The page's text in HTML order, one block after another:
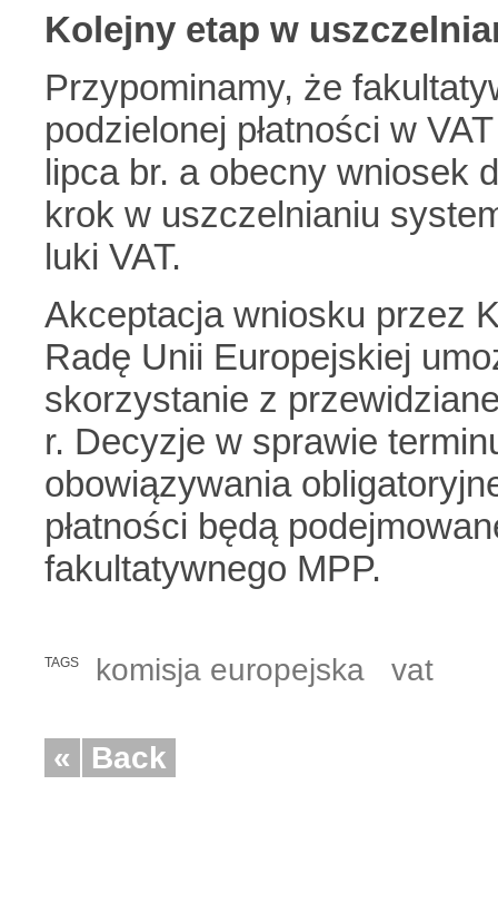
Kolejny etap w
Przypominamy, że
podzielonej płatności w
lipca br. a obecny wniosek
krok w uszczelnianiu
luki VAT.
Akceptacja wniosku przez
Radę Unii Europejskiej
skorzystanie z
r. Decyzje w sprawie
obowiązywania
płatności będą
fakultatywnego MPP.
TAGS komisja europejska vat
« Back